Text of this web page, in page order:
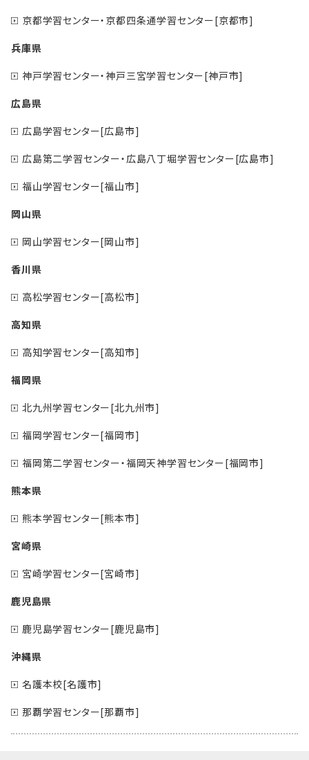
京都学習センター・京都四条通学習センター[京都市]
兵庫県
神戸学習センター・神戸三宮学習センター[神戸市]
広島県
広島学習センター[広島市]
広島第二学習センター・広島八丁堀学習センター[広島市]
福山学習センター[福山市]
岡山県
岡山学習センター[岡山市]
香川県
高松学習センター[高松市]
高知県
高知学習センター[高知市]
福岡県
北九州学習センター[北九州市]
福岡学習センター[福岡市]
福岡第二学習センター・福岡天神学習センター[福岡市]
熊本県
熊本学習センター[熊本市]
宮崎県
宮崎学習センター[宮崎市]
鹿児島県
鹿児島学習センター[鹿児島市]
沖縄県
名護本校[名護市]
那覇学習センター[那覇市]